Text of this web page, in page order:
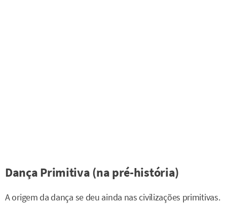
Dança Primitiva (na pré-história)
A origem da dança se deu ainda nas civilizações primitivas.